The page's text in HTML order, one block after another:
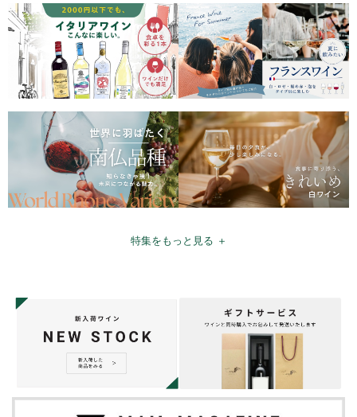
特集をもっと見る ＋